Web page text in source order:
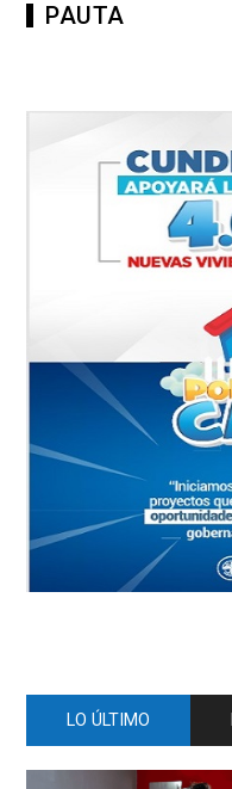
PAUTA
LO ÚLTIMO